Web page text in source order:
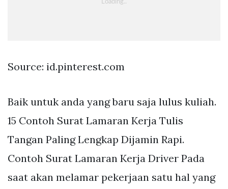
Source: id.pinterest.com
Baik untuk anda yang baru saja lulus kuliah.
15 Contoh Surat Lamaran Kerja Tulis
Tangan Paling Lengkap Dijamin Rapi.
Contoh Surat Lamaran Kerja Driver Pada
saat akan melamar pekerjaan satu hal yang